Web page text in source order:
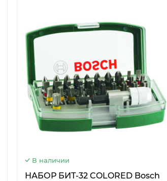
В наличии
НАБОР БИТ-32 COLORED Bosch